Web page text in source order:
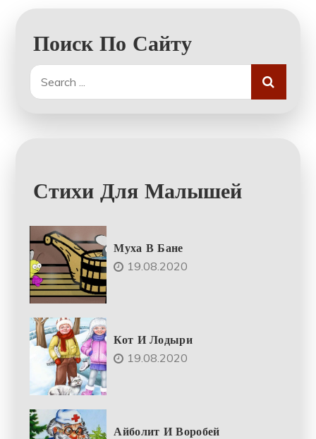
Поиск По Сайту
Search
for:
Стихи Для Малышей
Муха В Бане
19.08.2020
Кот И Лодыри
19.08.2020
Айболит И Воробей